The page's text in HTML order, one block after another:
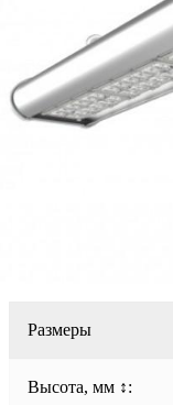
Размеры
Высота, мм ↕: